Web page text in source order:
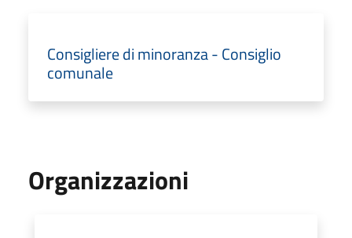
Consigliere di minoranza - Consiglio
comunale
Organizzazioni